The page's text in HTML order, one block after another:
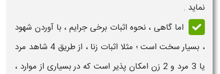
نماید .
اما گاهی ، نحوه اثبات برخی جرایم ، با آوردن شهود
، بسیار سخت است ؛ مثلا اثبات زنا ، از طریق 4 شاهد مرد
یا 3 مرد و 2 زن امکان پذیر است که در بسیاری از موارد ،